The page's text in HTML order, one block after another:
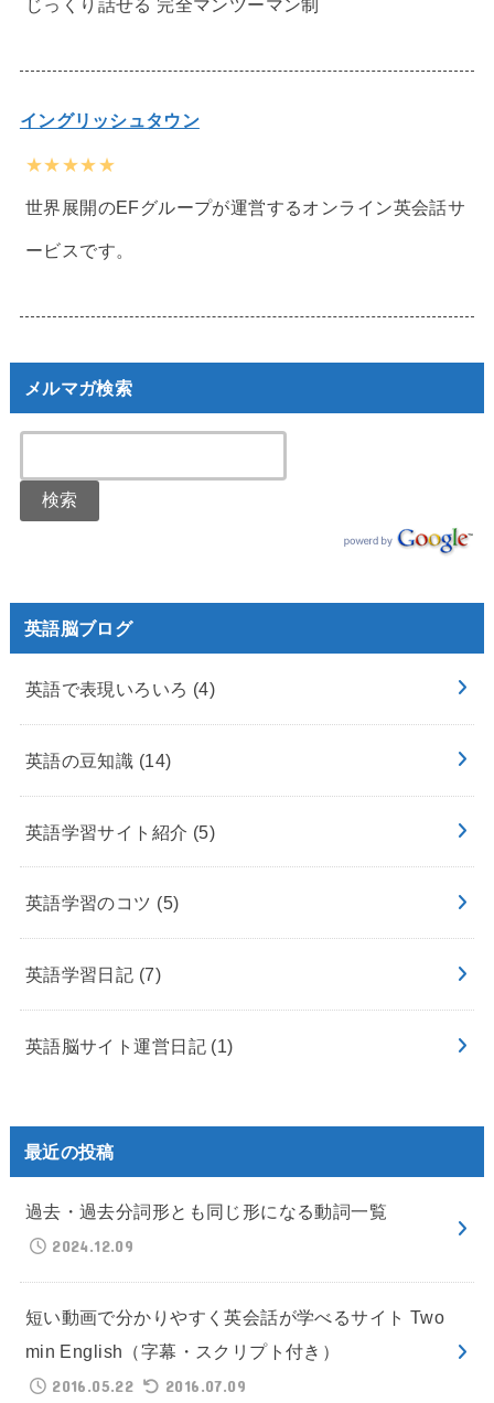
じっくり話せる 完全マンツーマン制
イングリッシュタウン
★★★★★
世界展開のEFグループが運営するオンライン英会話サ
ービスです。
メルマガ検索
英語脳ブログ
英語で表現いろいろ (4)
英語の豆知識 (14)
英語学習サイト紹介 (5)
英語学習のコツ (5)
英語学習日記 (7)
英語脳サイト運営日記 (1)
最近の投稿
過去・過去分詞形とも同じ形になる動詞一覧
2024.12.09
短い動画で分かりやすく英会話が学べるサイト Two
min English（字幕・スクリプト付き）
2016.05.22
2016.07.09